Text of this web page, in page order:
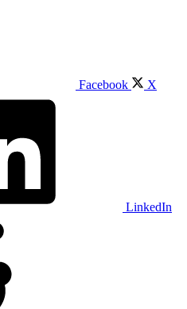
Facebook X
LinkedIn